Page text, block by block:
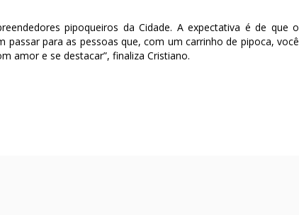
pipoqueiros da Cidade. A expectativa é de que o
para as pessoas que, com um carrinho de pipoca, você
amor e se destacar”, finaliza Cristiano.